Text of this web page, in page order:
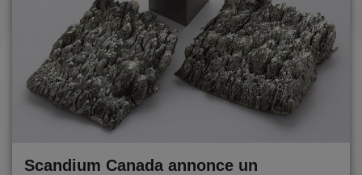
Scandium Canada annonce un